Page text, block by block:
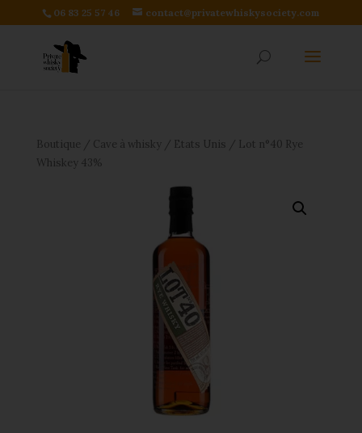
06 83 25 57 46 contact@privatewhiskysociety.com
Boutique / Cave à whisky/ Etats Unis / Lot n°40 Rye
Whiskey 43%